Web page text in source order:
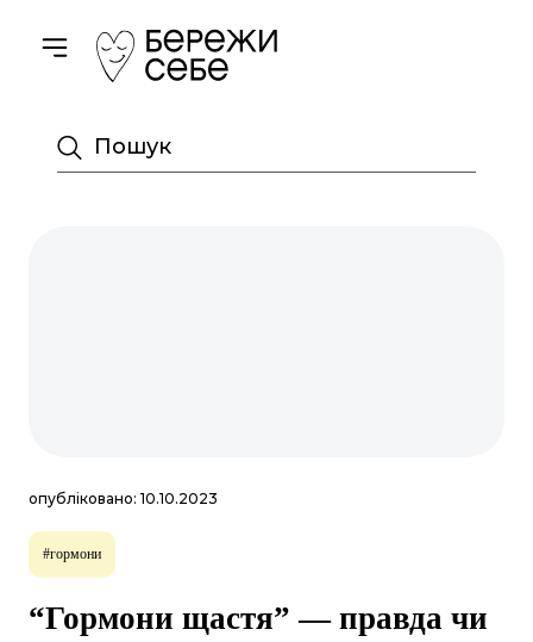
Toggle navigation
Пошук
опубліковано: 10.10.2023
#гормони
“Гормони щастя” — правда чи